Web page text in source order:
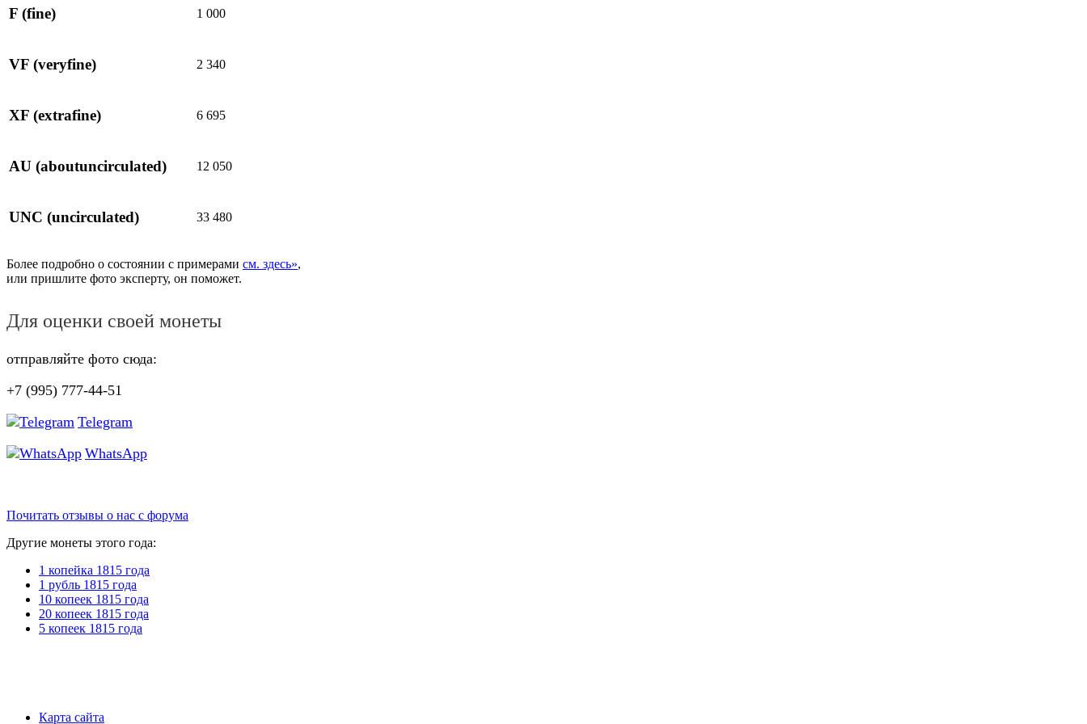
F (fine) 1 000
VF (veryfine) 2 340
XF (extrafine) 6 695
AU (aboutuncirculated) 12 050
UNC (uncirculated) 33 480
Более подробно о состоянии с примерами см. здесь»,
или пришлите фото эксперту, он поможет.
Для оценки своей монеты
отправляйте фото сюда:
+7 (995) 777-44-51
Telegram
WhatsApp
Почитать отзывы о нас с форума
Другие монеты этого года:
1 копейка 1815 года
1 рубль 1815 года
10 копеек 1815 года
20 копеек 1815 года
5 копеек 1815 года
Карта сайта